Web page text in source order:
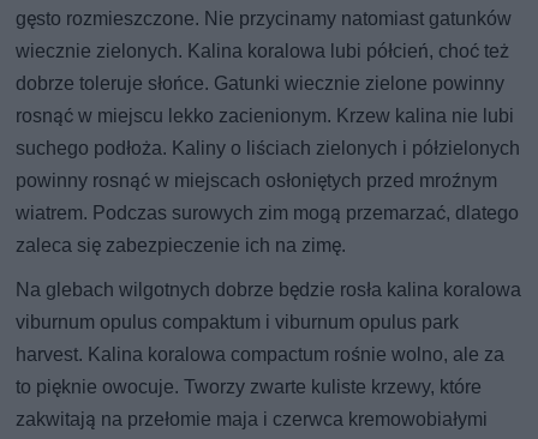
gęsto rozmieszczone. Nie przycinamy natomiast gatunków
wiecznie zielonych. Kalina koralowa lubi półcień, choć też
dobrze toleruje słońce. Gatunki wiecznie zielone powinny
rosnąć w miejscu lekko zacienionym. Krzew kalina nie lubi
suchego podłoża. Kaliny o liściach zielonych i półzielonych
powinny rosnąć w miejscach osłoniętych przed mroźnym
wiatrem. Podczas surowych zim mogą przemarzać, dlatego
zaleca się zabezpieczenie ich na zimę.
Na glebach wilgotnych dobrze będzie rosła kalina koralowa
viburnum opulus compaktum i viburnum opulus park
harvest. Kalina koralowa compactum rośnie wolno, ale za
to pięknie owocuje. Tworzy zwarte kuliste krzewy, które
zakwitają na przełomie maja i czerwca kremowobiałymi